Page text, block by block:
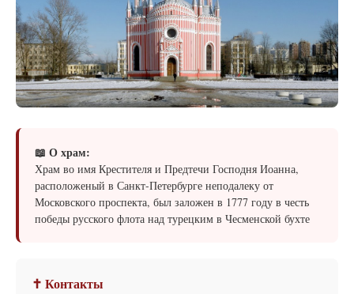
📖 О храм:
Храм во имя Крестителя и Предтечи Господня Иоанна,
расположеный в Санкт-Петербурге неподалеку от
Московского проспекта, был заложен в 1777 году в честь
победы русского флота над турецким в Чесменской бухте
✝ Контакты